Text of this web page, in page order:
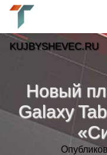
Новый
Galaxy
KUJBYSHEVEC.RU
Новости»
Тренды новостей »
Рубрики»